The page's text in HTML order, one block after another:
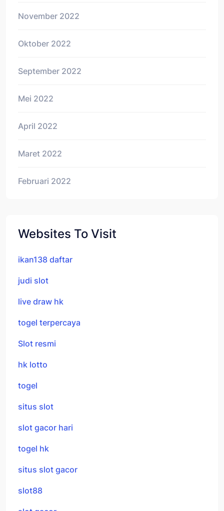
November 2022
Oktober 2022
September 2022
Mei 2022
April 2022
Maret 2022
Februari 2022
Websites To Visit
ikan138 daftar
judi slot
live draw hk
togel terpercaya
Slot resmi
hk lotto
togel
situs slot
slot gacor hari
togel hk
situs slot gacor
slot88